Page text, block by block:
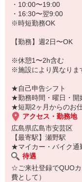
あなたのスキルに合わ
20代・30代・40代・50
中！
「近くの病院で働きたい
「資格はないけど医療
「すぐに働けるところ
そんな方もぜひ！お気
・10:00〜19:00
・16:30〜翌9:00
※時短勤務OK
【勤務】週2日〜OK
※休憩1〜2h含む
※施設により異なりま
★自己申告シフト
★勤務時間・曜日・開
★短期2ヶ月からのお
アクセス・勤務地
広島県広島市安芸区
【最寄駅】瀬野駅
★マイカー・バイク通
待遇
☆ご来社登録でQUO
費として）